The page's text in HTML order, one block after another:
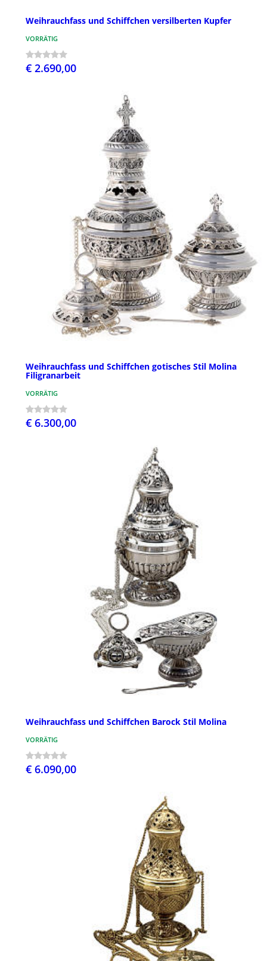
Weihrauchfass und Schiffchen versilberten Kupfer
VORRÄTIG
€ 2.690,00
Weihrauchfass und Schiffchen gotisches Stil Molina
Filigranarbeit
VORRÄTIG
€ 6.300,00
Weihrauchfass und Schiffchen Barock Stil Molina
VORRÄTIG
€ 6.090,00